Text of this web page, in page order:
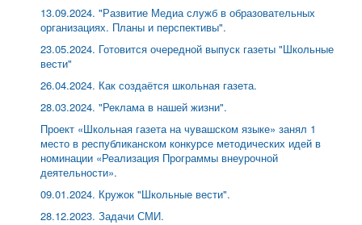
13.09.2024. "Развитие Медиа служб в образовательных
организациях. Планы и перспективы".
23.05.2024. Готовится очередной выпуск газеты "Школьные
вести"
26.04.2024. Как создаётся школьная газета.
28.03.2024. "Реклама в нашей жизни".
Проект «Школьная газета на чувашском языке» занял 1
место в республиканском конкурсе методических идей в
номинации «Реализация Программы внеурочной
деятельности».
09.01.2024. Кружок "Школьные вести".
28.12.2023. Задачи СМИ.